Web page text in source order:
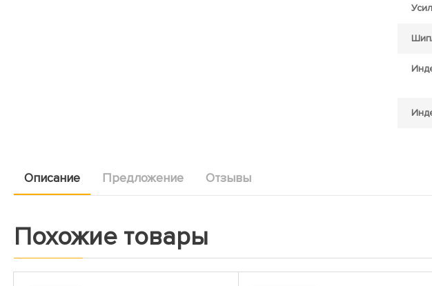
Описание Предложение Отзывы
Похожие товары